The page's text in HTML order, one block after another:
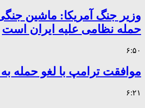
وزیر جنگ آمریکا: ماشین
حمله نظامی علیه ایران است
۶:۵۰
موافقت ترامپ با لغو حمله به
۶:۲۱